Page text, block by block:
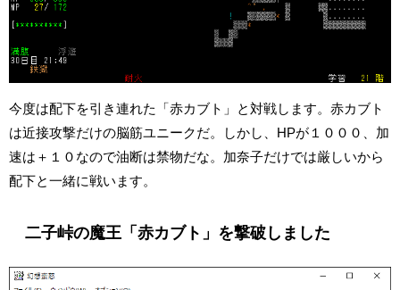
今度は配下を引き連れた「赤カブト」と対戦します。赤カブト
は近接攻撃だけの脳筋ユニークだ。しかし、HPが１０００、加
速は＋１０なので油断は禁物だな。加奈子だけでは厳しいから
配下と一緒に戦います。
二子峠の魔王「赤カブト」を撃破しました